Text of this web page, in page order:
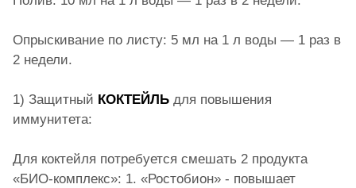
Опрыскивание по листу: 5 мл на 1 л воды — 1 раз в
2 недели.
1) Защитный КОКТЕЙЛЬ для повышения
иммунитета:
Для коктейля потребуется смешать 2 продукта
«БИО-комплекс»: 1. «Ростобион» - повышает